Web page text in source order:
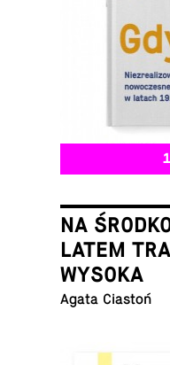
NA
LATEM
WYSOKA
Agata Ciastoń